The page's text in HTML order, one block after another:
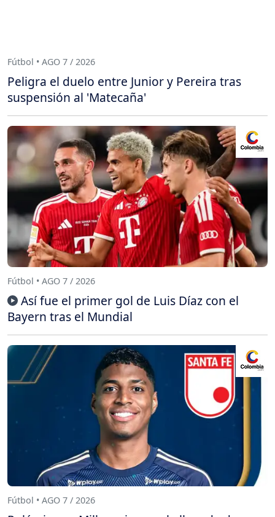
Fútbol • AGO 7 / 2026
Peligra el duelo entre Junior y Pereira tras
suspensión al 'Matecaña'
Fútbol • AGO 7 / 2026
Así fue el primer gol de Luis Díaz con el
Bayern tras el Mundial
Fútbol • AGO 7 / 2026